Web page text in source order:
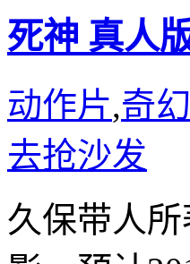
死神 真人
动作片,奇
去抢沙发
久保带人